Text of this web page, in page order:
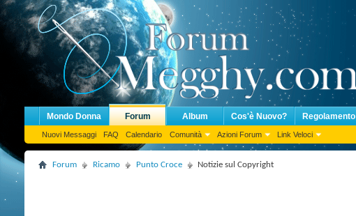
Mondo Donna Forum
Nuovi Messaggi FAQ Calendario Comunità Azioni Forum Link Veloci
Album Cos'è Nuovo? Regolamento
Forum Ricamo Punto Croce Notizie sul Copyright